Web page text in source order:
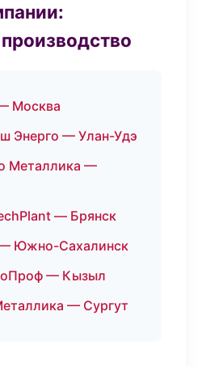
Москва
Энерго — Улан-Удэ
Металлика —
— Брянск
Южно-Сахалинск
— Кызыл
— Сургут